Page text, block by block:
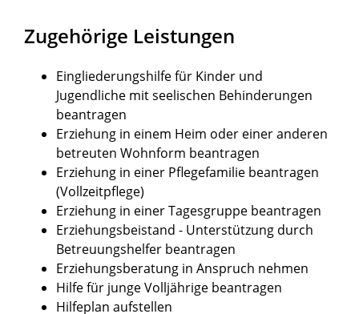
Zugehörige Leistungen
Eingliederungshilfe für Kinder und
Jugendliche mit seelischen Behinderungen
beantragen
Erziehung in einem Heim oder einer anderen
betreuten Wohnform beantragen
Erziehung in einer Pflegefamilie beantragen
(Vollzeitpflege)
Erziehung in einer Tagesgruppe beantragen
Erziehungsbeistand - Unterstützung durch
Betreuungshelfer beantragen
Erziehungsberatung in Anspruch nehmen
Hilfe für junge Volljährige beantragen
Hilfeplan aufstellen